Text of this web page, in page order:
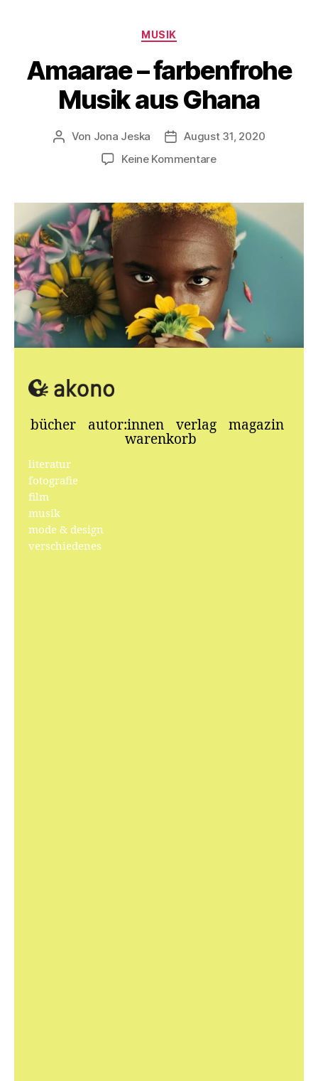
MUSIK
Amaarae – farbenfrohe
Musik aus Ghana
Von Jona Jeska
August 31, 2020
Keine Kommentare
bücher autor:innen verlag
magazin
warenkorb
literatur
fotografie
film
musik
mode & design
verschiedenes